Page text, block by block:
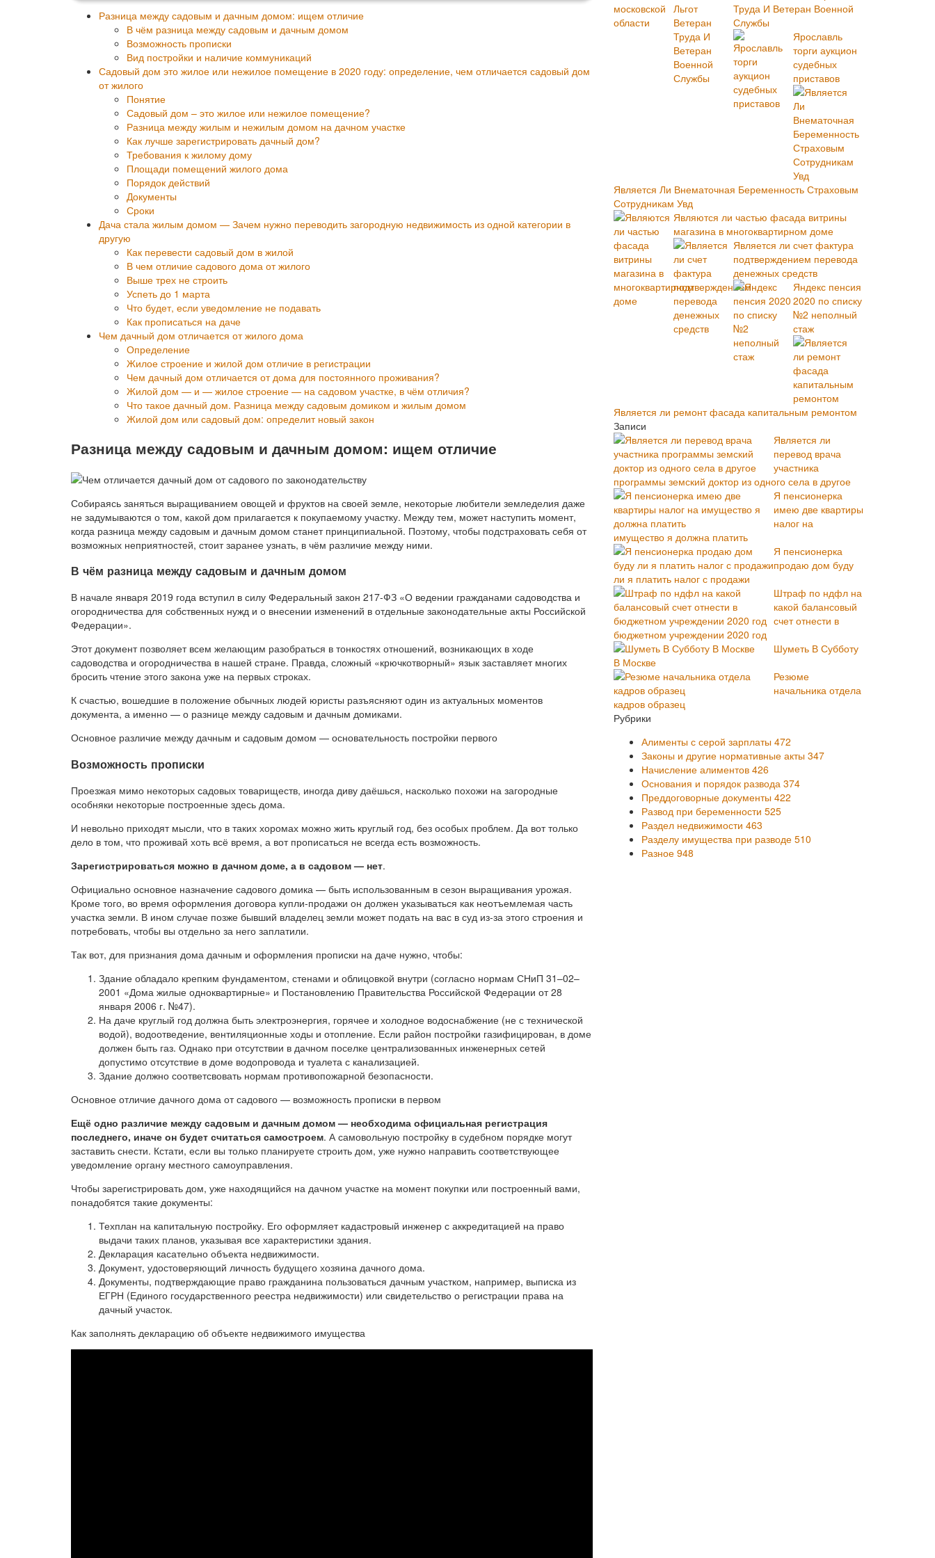
Разница между садовым и дачным домом: ищем отличие
В чём разница между садовым и дачным домом
Возможность прописки
Вид постройки и наличие коммуникаций
Садовый дом это жилое или нежилое помещение в 2020 году: определение, чем отличается садовый дом
от жилого
Понятие
Садовый дом – это жилое или нежилое помещение?
Разница между жилым и нежилым домом на дачном участке
Как лучше зарегистрировать дачный дом?
Требования к жилому дому
Площади помещений жилого дома
Порядок действий
Документы
Сроки
Дача стала жилым домом — Зачем нужно переводить загородную недвижимость из одной категории в
другую
Как перевести садовый дом в жилой
В чем отличие садового дома от жилого
Выше трех не строить
Успеть до 1 марта
Что будет, если уведомление не подавать
Как прописаться на даче
Чем дачный дом отличается от жилого дома
Определение
Жилое строение и жилой дом отличие в регистрации
Чем дачный дом отличается от дома для постоянного проживания?
Жилой дом — и — жилое строение — на садовом участке, в чём отличия?
Что такое дачный дом. Разница между садовым домиком и жилым домом
Жилой дом или садовый дом: определит новый закон
Разница между садовым и дачным домом: ищем отличие
Собираясь заняться выращиванием овощей и фруктов на своей земле, некоторые любители земледелия даже
не задумываются о том, какой дом прилагается к покупаемому участку. Между тем, может наступить момент,
когда разница между садовым и дачным домом станет принципиальной. Поэтому, чтобы подстраховать себя от
возможных неприятностей, стоит заранее узнать, в чём различие между ними.
В чём разница между садовым и дачным домом
В начале января 2019 года вступил в силу Федеральный закон 217-ФЗ «О ведении гражданами садоводства и
огородничества для собственных нужд и о внесении изменений в отдельные законодательные акты Российской
Федерации».
Этот документ позволяет всем желающим разобраться в тонкостях отношений, возникающих в ходе
садоводства и огородничества в нашей стране. Правда, сложный «крючкотворный» язык заставляет многих
бросить чтение этого закона уже на первых строках.
К счастью, вошедшие в положение обычных людей юристы разъясняют один из актуальных моментов
документа, а именно — о разнице между садовым и дачным домиками.
Основное различие между дачным и садовым домом — основательность постройки первого
Возможность прописки
Проезжая мимо некоторых садовых товариществ, иногда диву даёшься, насколько похожи на загородные
особняки некоторые построенные здесь дома.
И невольно приходят мысли, что в таких хоромах можно жить круглый год, без особых проблем. Да вот только
дело в том, что проживай хоть всё время, а вот прописаться не всегда есть возможность.
Зарегистрироваться можно в дачном доме, а в садовом — нет.
Официально основное назначение садового домика — быть использованным в сезон выращивания урожая.
Кроме того, во время оформления договора купли-продажи он должен указываться как неотъемлемая часть
участка земли. В ином случае позже бывший владелец земли может подать на вас в суд из-за этого строения и
потребовать, чтобы вы отдельно за него заплатили.
Так вот, для признания дома дачным и оформления прописки на даче нужно, чтобы:
Здание обладало крепким фундаментом, стенами и облицовкой внутри (согласно нормам СНиП 31–02–
2001 «Дома жилые одноквартирные» и Постановлению Правительства Российской Федерации от 28
января 2006 г. №47).
На даче круглый год должна быть электроэнергия, горячее и холодное водоснабжение (не с технической
водой), водоотведение, вентиляционные ходы и отопление. Если район постройки газифицирован, в доме
должен быть газ. Однако при отсутствии в дачном поселке централизованных инженерных сетей
допустимо отсутствие в доме водопровода и туалета с канализацией.
Здание должно соответсвовать нормам противопожарной безопасности.
Основное отличие дачного дома от садового — возможность прописки в первом
Ещё одно различие между садовым и дачным домом — необходима официальная регистрация
последнего, иначе он будет считаться самостроем. А самовольную постройку в судебном порядке могут
заставить снести. Кстати, если вы только планируете строить дом, уже нужно направить соответствующее
уведомление органу местного самоуправления.
Чтобы зарегистрировать дом, уже находящийся на дачном участке на момент покупки или построенный вами,
понадобятся такие документы:
Техплан на капитальную постройку. Его оформляет кадастровый инженер с аккредитацией на право
выдачи таких планов, указывая все характеристики здания.
Декларация касательно объекта недвижимости.
Документ, удостоверяющий личность будущего хозяина дачного дома.
Документы, подтверждающие право гражданина пользоваться дачным участком, например, выписка из
ЕГРН (Единого государственного реестра недвижимости) или свидетельство о регистрации права на
дачный участок.
Как заполнять декларацию об объекте недвижимого имущества
Труда И Ветеран Военной
Службы
Ярославль
торги аукцион
судебных
приставов
Является Ли Внематочная Беременность Страховым
Сотрудникам Увд
Являются ли частью фасада витрины
магазина в многоквартирном доме
Является ли счет фактура
подтверждением перевода
денежных средств
Яндекс пенсия
2020 по списку
№2 неполный
стаж
Является ли ремонт фасада капитальным ремонтом
Записи
Является ли
перевод врача
участника
программы земский доктор из одного села в другое
Я пенсионерка
имею две квартиры
налог на
имущество я должна платить
Я пенсионерка
продаю дом буду
ли я платить налог с продажи
Штраф по ндфл на
какой балансовый
счет отнести в
бюджетном учреждении 2020 год
Шуметь В Субботу
В Москве
Резюме
начальника отдела
кадров образец
Рубрики
Алименты с серой зарплаты 472
Законы и другие нормативные акты 347
Начисление алиментов 426
Основания и порядок развода 374
Преддоговорные документы 422
Развод при беременности 525
Раздел недвижимости 463
Разделу имущества при разводе 510
Разное 948